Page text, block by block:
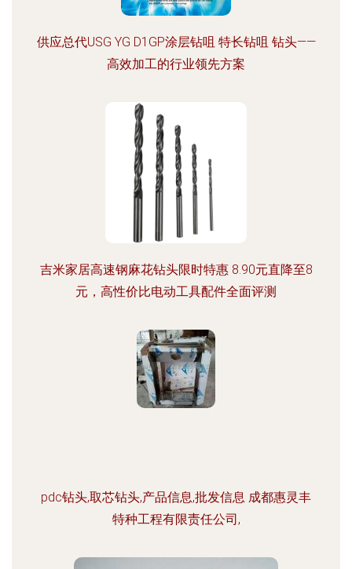
供应总代USG YG D1GP涂层钻咀 特长钻咀 钻头——
高效加工的行业领先方案
吉米家居高速钢麻花钻头限时特惠 8.90元直降至8
元，高性价比电动工具配件全面评测
pdc钻头,取芯钻头,产品信息,批发信息 成都惠灵丰
特种工程有限责任公司,